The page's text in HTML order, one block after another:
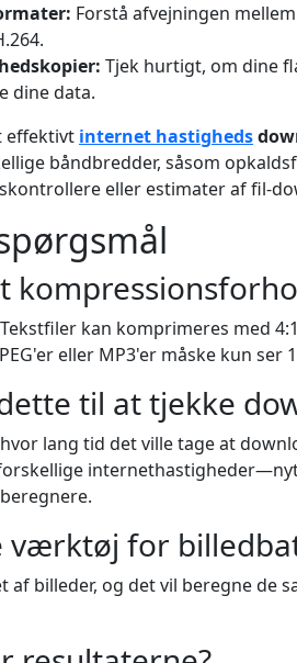
Forstå afvejningen
Tjek hurtigt, om dine
dine data.
effektivt internet hastigheds
båndbredder, såsom
eller estimater af fil-
kan komprimeres med
eller MP3'er måske kun ser
til at tjekke
lang tid det ville tage at
værktøj for
af billeder, og det vil beregne de